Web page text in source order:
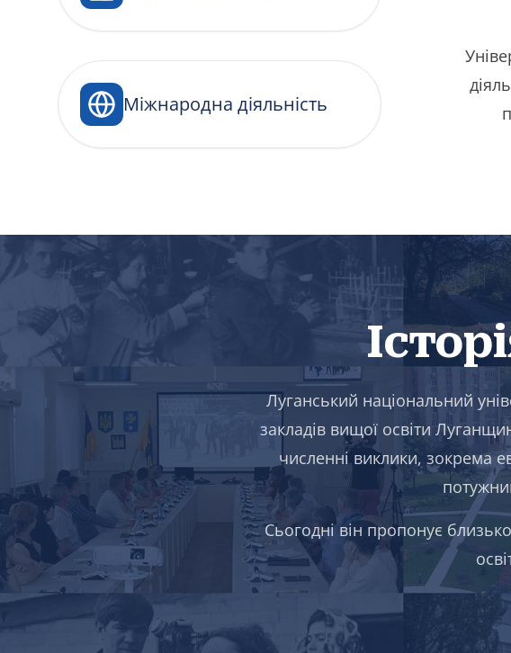
Міжнародна діяльність
Луганський національний
закладів вищої освіти
численні виклики, зокрема
Сьогодні він пропонує